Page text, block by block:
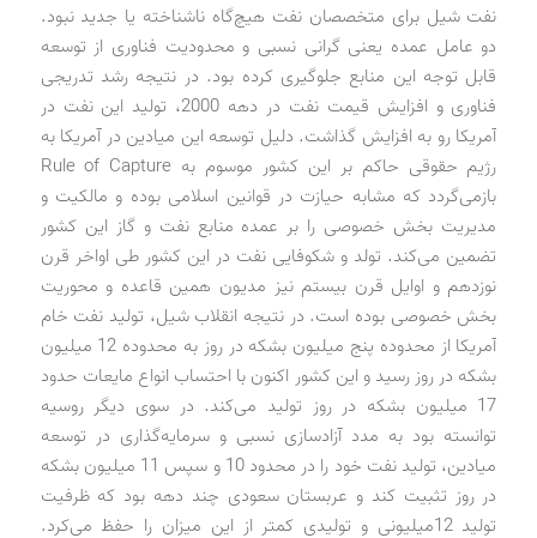
نفت شیل برای متخصصان نفت هیچ‌گاه ناشناخته یا جدید نبود.
دو عامل عمده یعنی گرانی نسبی و محدودیت فناوری از توسعه
قابل ‌توجه این منابع جلوگیری کرده بود. در نتیجه رشد تدریجی
فناوری و افزایش قیمت نفت در دهه 2000، تولید این نفت در
آمریکا رو به افزایش گذاشت. دلیل توسعه این میادین در آمریکا به
رژیم حقوقی حاکم بر این کشور موسوم به Rule of Capture
بازمی‌گردد که مشابه حیازت در قوانین اسلامی بوده و مالکیت و
مدیریت بخش خصوصی را بر عمده منابع نفت و گاز این کشور
تضمین می‌کند. تولد و شکوفایی نفت در این کشور طی اواخر قرن
نوزدهم و اوایل قرن بیستم نیز مدیون همین قاعده و محوریت
بخش خصوصی بوده است. در نتیجه انقلاب شیل، تولید نفت خام
آمریکا از محدوده پنج میلیون بشکه در روز به محدوده 12 میلیون
بشکه در روز رسید و این کشور اکنون با احتساب انواع مایعات حدود
17 میلیون بشکه در روز تولید می‌کند. در سوی دیگر روسیه
توانسته بود به مدد آزادسازی نسبی و سرمایه‌گذاری در توسعه
میادین، تولید نفت خود را در محدود 10 و سپس 11 میلیون بشکه
در روز تثبیت کند و عربستان سعودی چند دهه بود که ظرفیت
تولید 12میلیونی و تولیدی کمتر از این میزان را حفظ می‌کرد.